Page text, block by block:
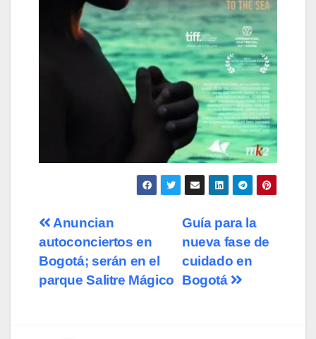
Navegación
de
entradas
Guía para la
nueva fase de
cuidado en
Bogotá
Anuncian
autoconciertos en
Bogotá; serán en el
parque Salitre Mágico